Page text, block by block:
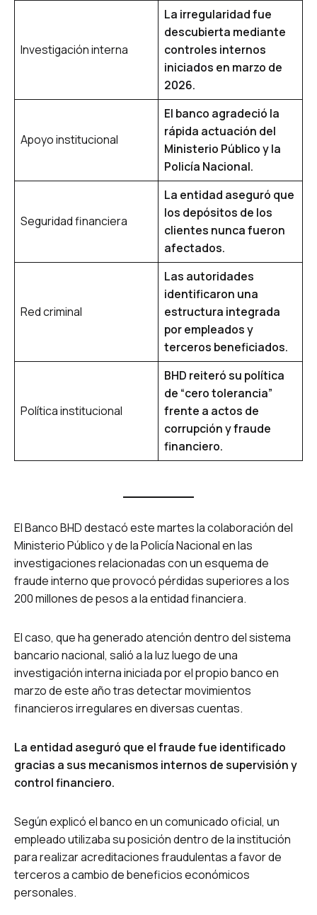
Investigación interna
La irregularidad fue
descubierta mediante
controles internos
iniciados en marzo de
2026.
Apoyo institucional
El banco agradeció la
rápida actuación del
Ministerio Público y la
Policía Nacional.
Seguridad financiera
La entidad aseguró que
los depósitos de los
clientes nunca fueron
afectados.
Red criminal
Las autoridades
identificaron una
estructura integrada
por empleados y
terceros beneficiados.
Política institucional
BHD reiteró su política
de “cero tolerancia”
frente a actos de
corrupción y fraude
financiero.
El Banco BHD destacó este martes la colaboración del
Ministerio Público y de la Policía Nacional en las
investigaciones relacionadas con un esquema de
fraude interno que provocó pérdidas superiores a los
200 millones de pesos a la entidad financiera.
El caso, que ha generado atención dentro del sistema
bancario nacional, salió a la luz luego de una
investigación interna iniciada por el propio banco en
marzo de este año tras detectar movimientos
financieros irregulares en diversas cuentas.
La entidad aseguró que el fraude fue identificado
gracias a sus mecanismos internos de supervisión y
control financiero.
Según explicó el banco en un comunicado oficial, un
empleado utilizaba su posición dentro de la institución
para realizar acreditaciones fraudulentas a favor de
terceros a cambio de beneficios económicos
personales.